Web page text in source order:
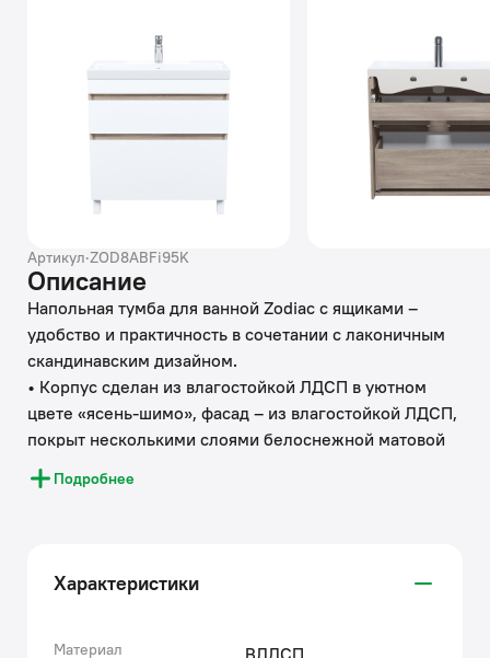
Артикул·ZOD8ABFi95K
Описание
Напольная тумба для ванной Zodiac с ящиками –
удобство и практичность в сочетании с лаконичным
скандинавским дизайном.
• Корпус сделан из влагостойкой ЛДСП в уютном
цвете «ясень-шимо», фасад – из влагостойкой ЛДСП,
покрыт несколькими слоями белоснежной матовой
эмали. Такое качественное исполнение обеспечит
долгий срок службы мебели во влажном помещении
большой вместительной чашей в комплекте. Удобен
для гигиенических и хозяйственных нужд.
механизмом плавного доведения закрываются
Подробнее
Характеристики
Материал ВЛДСП